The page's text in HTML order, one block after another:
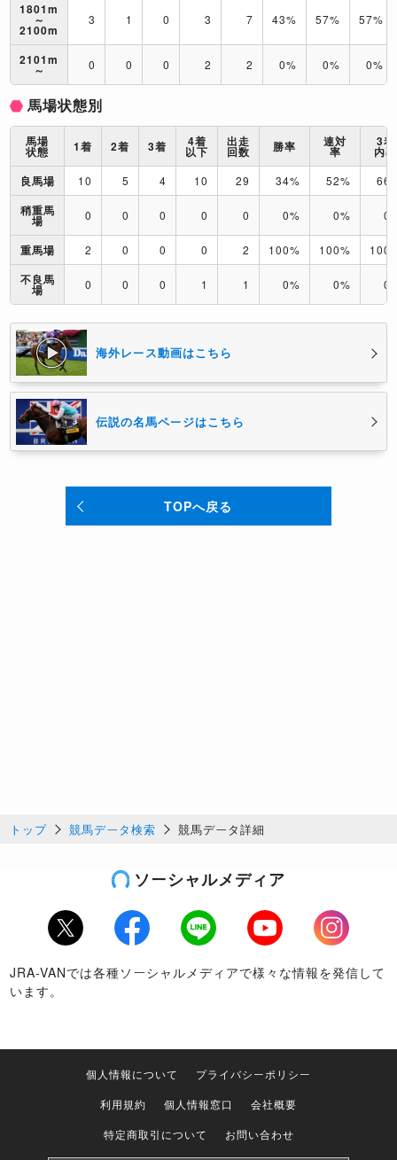
1801m
～
2100m
3 1 0 3 7 43% 57% 57%
2101m
～ 0 0 0 2 2 0% 0% 0%
馬場状態別
馬場
状態 1着 2着 3着 4着
以下
出走
回数 勝率 連対
率
3着
内率
良馬場
10 5 4 10 29 34% 52%
稍重馬
場 0 0 0 0 0 0% 0%
重馬場 2 0 0 0 2 100% 100%
不良馬
場 0 0 0 1 1 0% 0%
海外レース動画はこちら
伝説の名馬ページはこちら
TOPへ戻る
トップ 競馬データ検索 競馬データ詳細
ソーシャルメディア
Twitter Facebook LINE Youtube
Instagram
JRA-VANでは各種ソーシャルメディアで様々な情報を発信して
います。
個人情報について
プライバシーポリシー
利用規約
個人情報窓口
会社概要
特定商取引について
お問い合わせ